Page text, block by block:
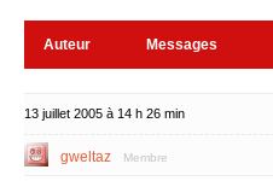
Auteur Messages
13 juillet 2005 à 14 h 26 min
gweltaz Membre